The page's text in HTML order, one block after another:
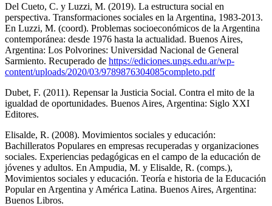
Del Cueto, C. y Luzzi, M. (2019). La estructura social en
perspectiva. Transformaciones sociales en la Argentina, 1983-2013.
En Luzzi, M. (coord). Problemas socioeconómicos de la Argentina
contemporánea: desde 1976 hasta la actualidad. Buenos Aires,
Argentina: Los Polvorines: Universidad Nacional de General
Sarmiento. Recuperado de https://ediciones.ungs.edu.ar/wp-
content/uploads/2020/03/9789876304085completo.pdf
Dubet, F. (2011). Repensar la Justicia Social. Contra el mito de la
igualdad de oportunidades. Buenos Aires, Argentina: Siglo XXI
Editores.
Elisalde, R. (2008). Movimientos sociales y educación:
Bachilleratos Populares en empresas recuperadas y organizaciones
sociales. Experiencias pedagógicas en el campo de la educación de
jóvenes y adultos. En Ampudia, M. y Elisalde, R. (comps.),
Movimientos sociales y educación. Teoría e historia de la Educación
Popular en Argentina y América Latina. Buenos Aires, Argentina:
Buenos Libros.